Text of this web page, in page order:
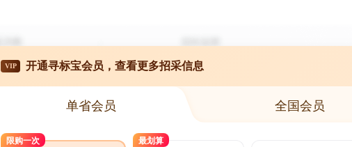
VIP 开通寻标宝会员，查看更多招采信息
单省会员 全国会员
限购一次 最划算